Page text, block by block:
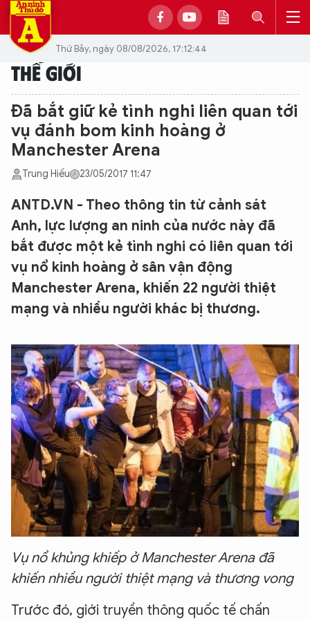
Thứ Bảy, ngày 08/08/2026, 17:12:44
THẾ GIỚI
Đã bắt giữ kẻ tình nghi liên quan tới
vụ đánh bom kinh hoàng ở
Manchester Arena
Trung Hiếu 23/05/2017 11:47
ANTD.VN - Theo thông tin từ cảnh sát
Anh, lực lượng an ninh của nước này đã
bắt được một kẻ tình nghi có liên quan tới
vụ nổ kinh hoàng ở sân vận động
Manchester Arena, khiến 22 người thiệt
mạng và nhiều người khác bị thương.
Vụ nổ khủng khiếp ở Manchester Arena đã
khiến nhiều người thiệt mạng và thương vong
Trước đó, giới truyền thông quốc tế chấn